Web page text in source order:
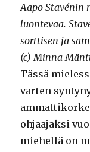
Aapo
luontevaa.
sorttisen ja
(c) Minna
Tässä
varten
ohjaajaksi
miehellä on